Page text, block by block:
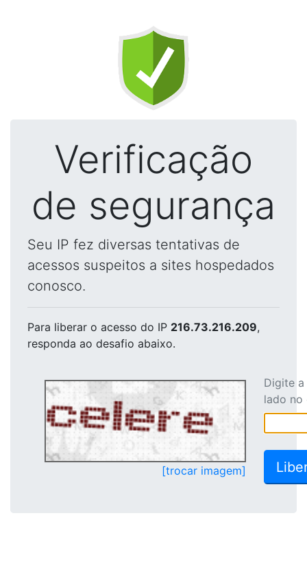
Verificação
de segurança
Seu IP fez diversas tentativas de
acessos suspeitos a sites hospedados
conosco.
Para liberar o acesso do IP 216.73.216.209,
responda ao desafio abaixo.
[trocar imagem]
Digite
lado no